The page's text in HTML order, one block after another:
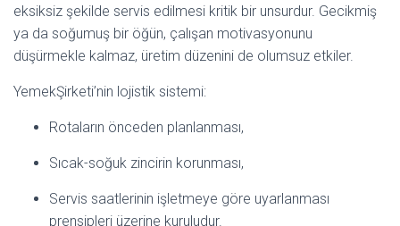
eksiksiz şekilde servis edilmesi kritik bir unsurdur. Gecikmiş
ya da soğumuş bir öğün, çalışan motivasyonunu
düşürmekle kalmaz, üretim düzenini de olumsuz etkiler.
YemekŞirketi’nin lojistik sistemi:
Rotaların önceden planlanması,
Sıcak-soğuk zincirin korunması,
Servis saatlerinin işletmeye göre uyarlanması
prensipleri üzerine kuruludur.